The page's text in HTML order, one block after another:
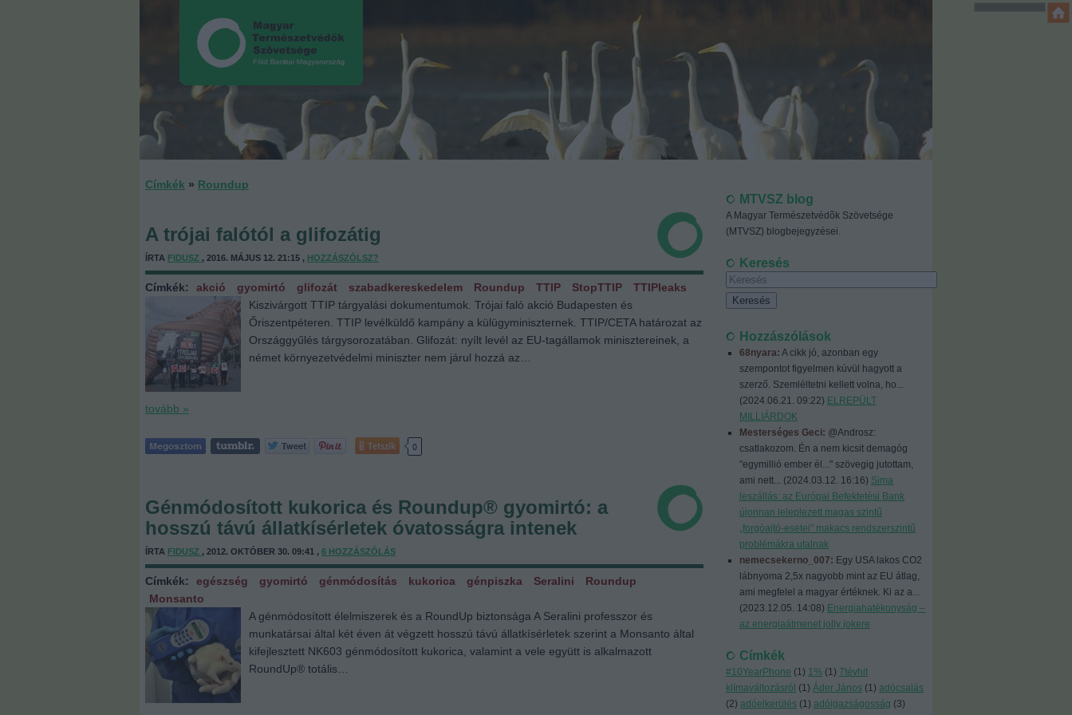
Címkék » Roundup
A trójai falótól a glifozátig
ÍRTA FIDUSZ , 2016. MÁJUS 12. 21:15 , HOZZÁSZÓLSZ?
Címkék: akció gyomirtó glifozát szabadkereskedelem Roundup TTIP StopTTIP
TTIPleaks
Kiszivárgott TTIP tárgyalási dokumentumok. Trójai faló akció Budapesten és
Őriszentpéteren. TTIP levélküldő kampány a külügyminiszternek. TTIP/CETA határozat az
Országgyűlés tárgysorozatában. Glifozát: nyílt levél az EU-tagállamok minisztereinek, a
német környezetvédelmi miniszter nem járul hozzá az…
tovább »
Tetszik 0
Génmódosított kukorica és Roundup® gyomirtó: a
hosszú távú állatkísérletek óvatosságra intenek
ÍRTA FIDUSZ , 2012. OKTÓBER 30. 09:41 , 6 HOZZÁSZÓLÁS
Címkék: egészség gyomirtó génmódosítás kukorica génpiszka Seralini
Roundup
Monsanto
A génmódosított élelmiszerek és a RoundUp biztonsága A Seralini professzor és
munkatársai által két éven át végzett hosszú távú állatkísérletek szerint a Monsanto által
kifejlesztett NK603 génmódosított kukorica, valamint a vele együtt is alkalmazott
RoundUp® totális…
MTVSZ blog
A Magyar Természetvédõk Szövetsége
(MTVSZ) blogbejegyzései.
Keresés
Hozzászólások
68nyara: A cikk jó, azonban egy
szempontot figyelmen kúvül hagyott a
szerző. Szemléltetni kellett volna, ho...
(2024.06.21. 09:22) ELREPÜLT
MILLIÁRDOK
Mesterséges Geci: @Androsz:
csatlakozom. Én a nem kicsit demagóg
"egymillió ember él..." szövegig jutottam,
ami nett... (2024.03.12. 16:16) Sima
leszállás: az Európai Befektetési Bank
újonnan leleplezett magas szintű
„forgóajtó-esetei” makacs rendszerszintű
problémákra utalnak
nemecsekerno_007: Egy USA lakos CO2
lábnyoma 2,5x nagyobb mint az EU átlag,
ami megfelel a magyar értéknek. Ki az a...
(2023.12.05. 14:08) Energiahatékonyság –
az energiaátmenet jolly jokere
Címkék
#10YearPhone (1) 1% (1) 7tévhit
klímaváltozásról (1) Áder János (1) adócsalás
(2) adóelkerülés (1) adóigazságosság (3)